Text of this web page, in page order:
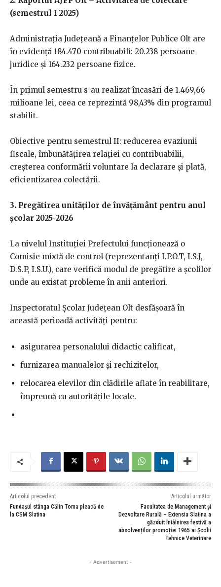
(semestrul I 2025)
Administrația Județeană a Finanțelor Publice Olt are
în evidență 184.470 contribuabili: 20.238 persoane
juridice și 164.232 persoane fizice.
În primul semestru s-au realizat încasări de 1.469,66
milioane lei, ceea ce reprezintă 98,43% din programul
stabilit.
Obiective pentru semestrul II: reducerea evaziunii
fiscale, îmbunătățirea relației cu contribuabilii,
creșterea conformării voluntare la declarare și plată,
eficientizarea colectării.
3. Pregătirea unităților de învățământ pentru anul
școlar 2025-2026
La nivelul Instituției Prefectului funcționează o
Comisie mixtă de control (reprezentanți I.P.O.T, I.S.J,
D.S.P, I.S.U.), care verifică modul de pregătire a școlilor
unde au existat probleme în anii anteriori.
Inspectoratul Școlar Județean Olt desfășoară în
această perioadă activități pentru:
asigurarea personalului didactic calificat,
furnizarea manualelor și rechizitelor,
relocarea elevilor din clădirile aflate în reabilitare,
împreună cu autoritățile locale.
Articolul precedent
Fundașul stânga Călin Toma pleacă de
la CSM Slatina
Articolul următor
Facultatea de Management și
Dezvoltare Rurală – Extensia Slatina a
găzduit întâlnirea festivă a
absolvenților promoției 1965 ai Școlii
Tehnice Veterinare
- Advertisement -